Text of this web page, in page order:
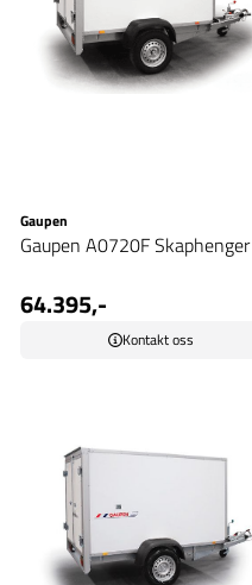
Gaupen
Gaupen A0720F Skaphenger
64.395,-
Kontakt oss